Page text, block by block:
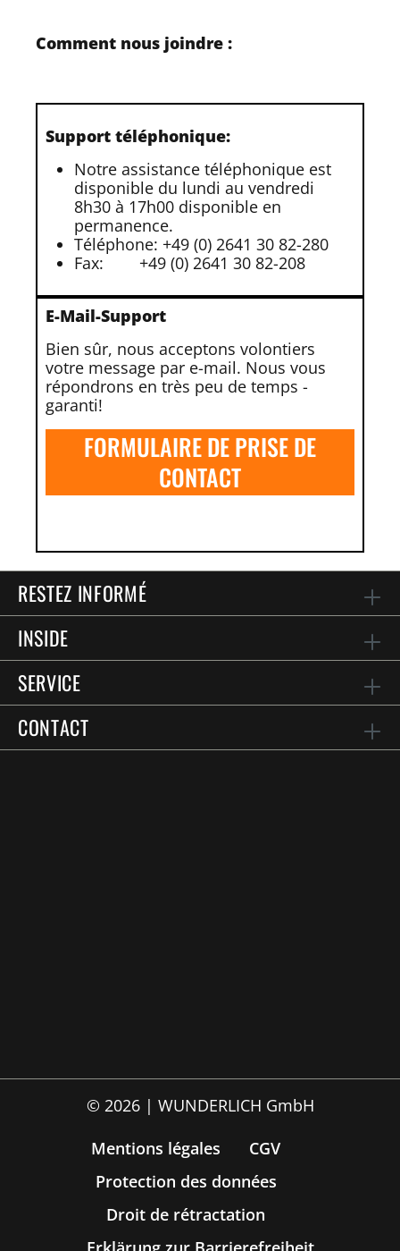
Comment nous joindre :
Support téléphonique:
Notre assistance téléphonique est
disponible du lundi au vendredi
8h30 à 17h00 disponible en
permanence.
Téléphone: +49 (0) 2641 30 82-280
Fax:
+49 (0) 2641 30 82-208
E-Mail-Support
Bien sûr, nous acceptons volontiers
votre message par e-mail. Nous vous
répondrons en très peu de temps -
garanti!
FORMULAIRE DE PRISE DE
CONTACT
RESTEZ INFORMÉ
INSIDE
SERVICE
CONTACT
© 2026 | WUNDERLICH GmbH
Mentions légales
CGV
Protection des données
Droit de rétractation